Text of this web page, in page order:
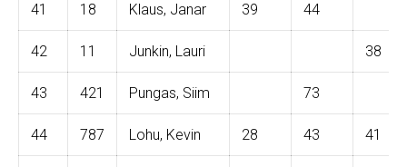
41 18 Klaus, Janar 39 44
42 11 Junkin, Lauri 38
43 421 Pungas, Siim 73
44 787 Lohu, Kevin 28 43 41